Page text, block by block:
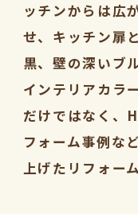
ッチンからは広
せ、キッチン扉
黒、壁の深いブ
インテリアカラ
だけではなく、
フォーム事例な
上げたリフォー